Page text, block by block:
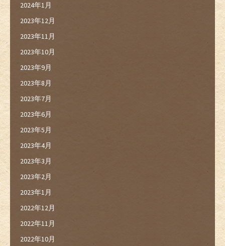
2024年1月
2023年12月
2023年11月
2023年10月
2023年9月
2023年8月
2023年7月
2023年6月
2023年5月
2023年4月
2023年3月
2023年2月
2023年1月
2022年12月
2022年11月
2022年10月